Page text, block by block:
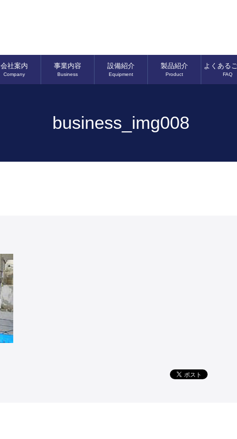
会社案内
Company
事業内容
Business
設備紹介
Equipment
製品紹介
Product
よくある
FAQ
business_img008